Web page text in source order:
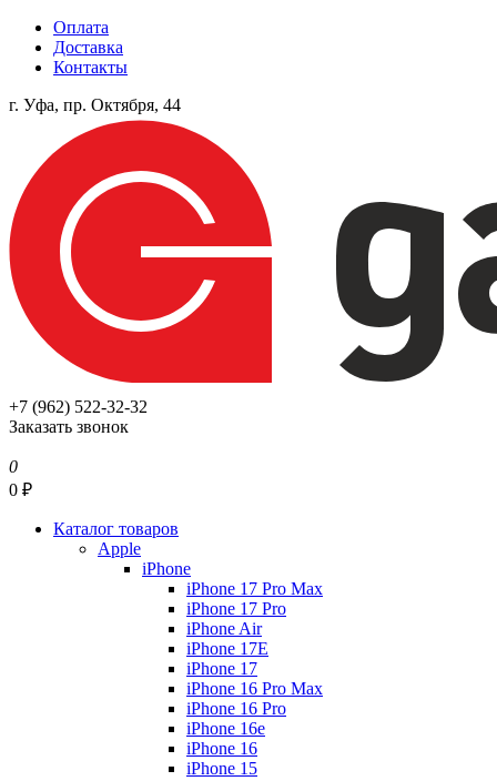
Оплата
Доставка
Контакты
г. Уфа, пр. Октября, 44
+7 (962) 522-32-32
Заказать звонок
0
0 ₽
Каталог товаров
Apple
iPhone
iPhone 17 Pro Max
iPhone 17 Pro
iPhone Air
iPhone 17E
iPhone 17
iPhone 16 Pro Max
iPhone 16 Pro
iPhone 16e
iPhone 16
iPhone 15